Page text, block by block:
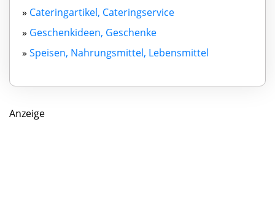
» Cateringartikel, Cateringservice
» Geschenkideen, Geschenke
» Speisen, Nahrungsmittel, Lebensmittel
Anzeige